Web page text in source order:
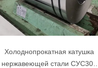
Холоднопрокатная катушка
нержавеющей стали СУС304